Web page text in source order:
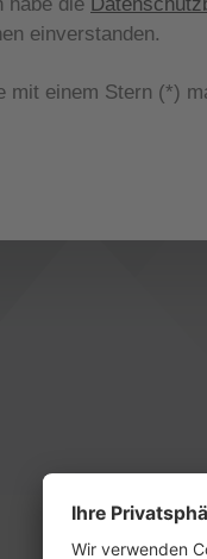
einverstanden.
mit einem Stern (*)